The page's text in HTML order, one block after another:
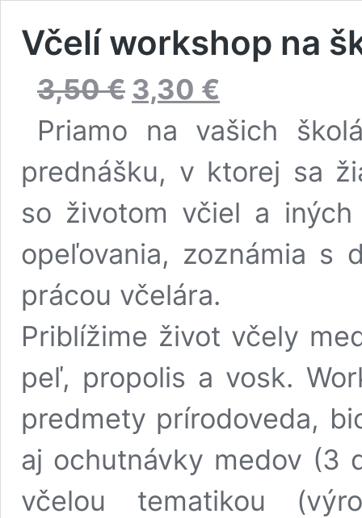
Včelí workshop na
3,50€
Pôvodná
cena
3,50 €.
3,30 €
3,30 €.
Priamo na vašich
prednášku, v ktorej sa
so životom včiel a iných
opeľovania, zoznámia s
prácou včelára.
Priblížime život včely
peľ, propolis a vosk.
predmety prírodoveda,
aj ochutnávky medov (3
včelou tematikou